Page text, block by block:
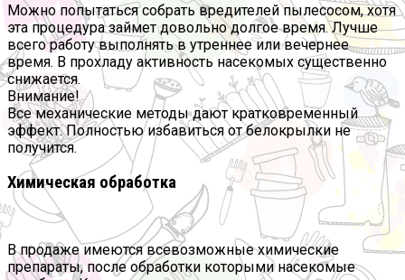
Можно попытаться собрать вредителей пылесосом, хотя
эта процедура займет довольно долгое время. Лучше
всего работу выполнять в утреннее или вечернее
время. В прохладу активность насекомых существенно
снижается.
Внимание!
Все механические методы дают кратковременный
эффект. Полностью избавиться от белокрылки не
получится.
Химическая обработка
В продаже имеются всевозможные химические
препараты, после обработки которыми насекомые